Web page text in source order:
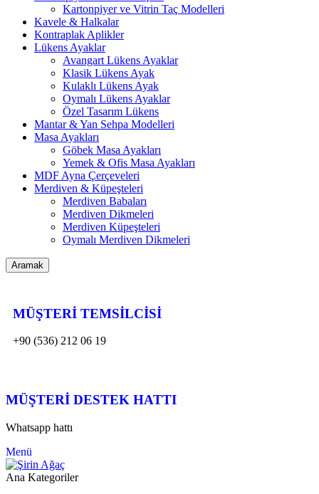
Kartonpiyer ve Vitrin Taç Modelleri
Kavele & Halkalar
Kontraplak Aplikler
Lükens Ayaklar
Avangart Lükens Ayaklar
Klasik Lükens Ayak
Kulaklı Lükens Ayak
Oymalı Lükens Ayaklar
Özel Tasarım Lükens
Mantar & Yan Sehpa Modelleri
Masa Ayakları
Göbek Masa Ayakları
Yemek & Ofis Masa Ayakları
MDF Ayna Çerçeveleri
Merdiven & Küpeşteleri
Merdiven Babaları
Merdiven Dikmeleri
Merdiven Küpeşteleri
Oymalı Merdiven Dikmeleri
Aramak
MÜŞTERİ TEMSİLCİSİ
+90 (536) 212 06 19
MÜŞTERİ DESTEK HATTI
Whatsapp hattı
Menü
Ana Kategoriler